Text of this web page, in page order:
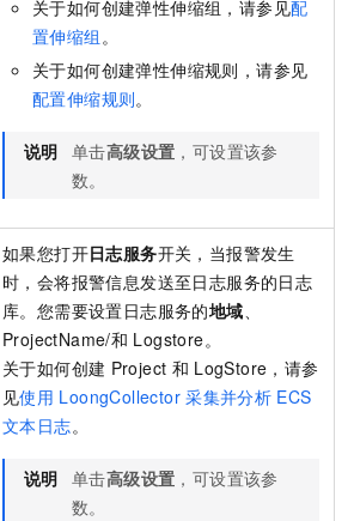
关于如何创建弹性伸缩组，请参见配
置伸缩组 。
关于如何创建弹性伸缩规则，请参见
配置伸缩规则。
说明 单击高级设置 ，可设置该参
数。
如果您打开日志服务开关，当报警发生
时，会将报警信息发送至日志服务的日志
库。您需要设置日志服务的地域、
ProjectName/和 Logstore。
关于如何创建 Project 和 LogStore，请参
见使用 LoongCollector 采集并分析 ECS
文本日志。
说明 单击高级设置 ，可设置该参
数。